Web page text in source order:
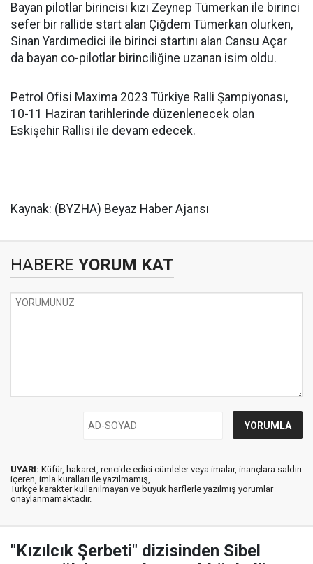
Bayan pilotlar birincisi kızı Zeynep Tümerkan ile birinci
sefer bir rallide start alan Çiğdem Tümerkan olurken,
Sinan Yardımedici ile birinci startını alan Cansu Açar
da bayan co-pilotlar birinciliğine uzanan isim oldu.
Petrol Ofisi Maxima 2023 Türkiye Ralli Şampiyonası,
10-11 Haziran tarihlerinde düzenlenecek olan
Eskişehir Rallisi ile devam edecek.
Kaynak: (BYZHA) Beyaz Haber Ajansı
HABERE YORUM KAT
UYARI: Küfür, hakaret, rencide edici cümleler veya imalar, inançlara saldırı
içeren, imla kuralları ile yazılmamış,
Türkçe karakter kullanılmayan ve büyük harflerle yazılmış yorumlar
onaylanmamaktadır.
"Kızılcık Şerbeti" dizisinden Sibel